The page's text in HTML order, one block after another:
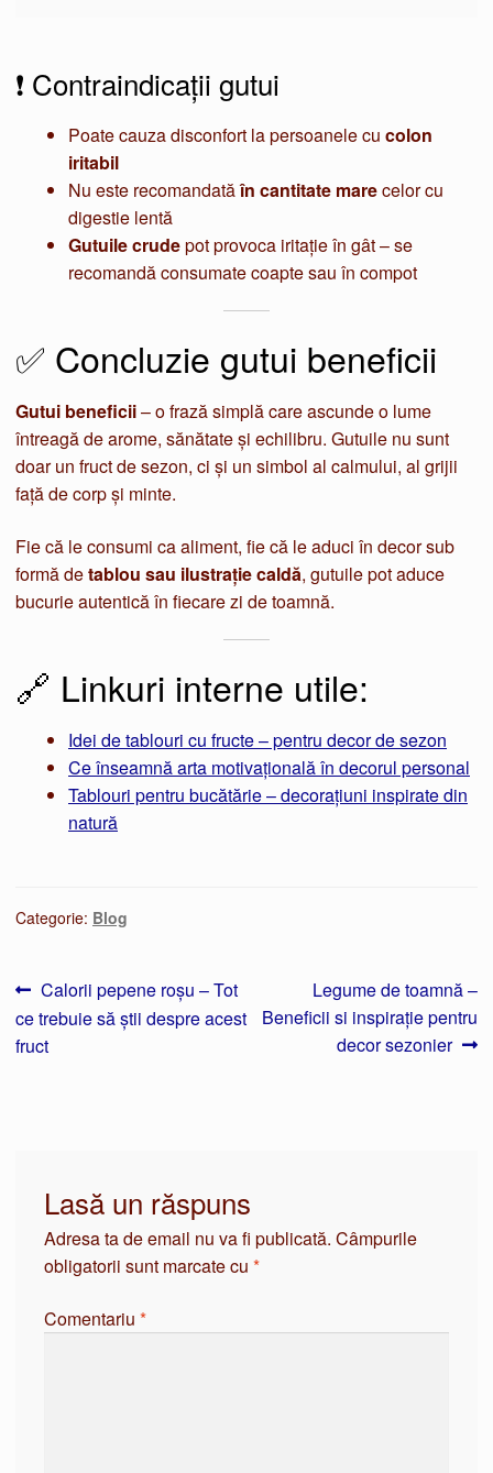
❗ Contraindicații gutui
Poate cauza disconfort la persoanele cu colon
iritabil
Nu este recomandatăîn cantitate marecelor cu
digestie lentă
Gutuile crudepot provoca iritație în gât – se
recomandă consumate coapte sau în compot
✅ Concluzie gutui beneficii
Gutui beneficii– o frază simplă care ascunde o lume
întreagă de arome, sănătate și echilibru. Gutuile nu sunt
doar un fruct de sezon, ci și un simbol al calmului, al grijii
față de corp și minte.
Fie că le consumi ca aliment, fie că le aduci în decor sub
formă detablou sau ilustrație caldă, gutuile pot aduce
bucurie autentică în fiecare zi de toamnă.
🔗 Linkuri interne utile:
Idei de tablouri cu fructe – pentru decor de sezon
Ce înseamnă arta motivațională în decorul personal
Tablouri pentru bucătărie – decorațiuni inspirate din
natură
Categorie: Blog
Navigare
în
Articolul
anterior:
Calorii pepene roșu – Tot
ce trebuie să știi despre acest
fruct
Articolul
următor:
Legume de toamnă –
Beneficii si inspirație pentru
decor sezonier
Lasă un răspuns
Adresa ta de email nu va fi publicată. Câmpurile
obligatorii sunt marcate cu *
Comentariu *